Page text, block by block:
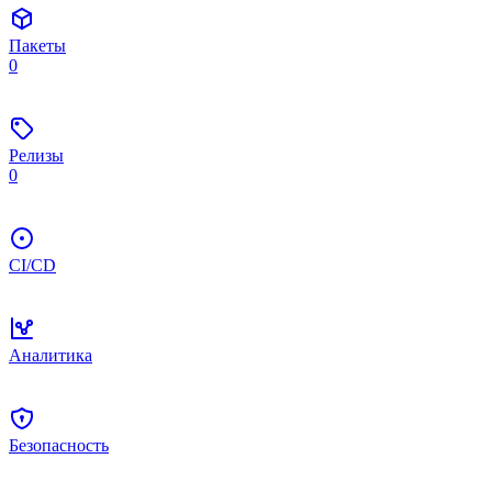
Пакеты
0
Релизы
0
CI/CD
Аналитика
Безопасность